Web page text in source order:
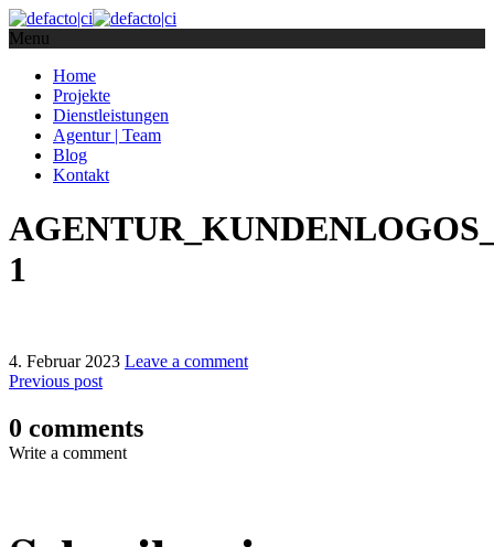
Menu
Home
Projekte
Dienstleistungen
Agentur | Team
Blog
Kontakt
1
4. Februar 2023 Leave a comment
Previous post
0 comments
Write a comment